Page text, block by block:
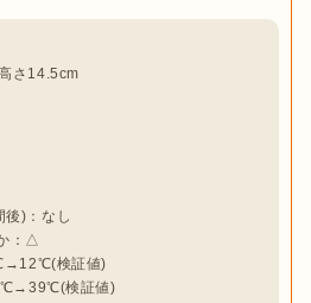
さ14.5cm
後)：なし
：△
検証値)
検証値)